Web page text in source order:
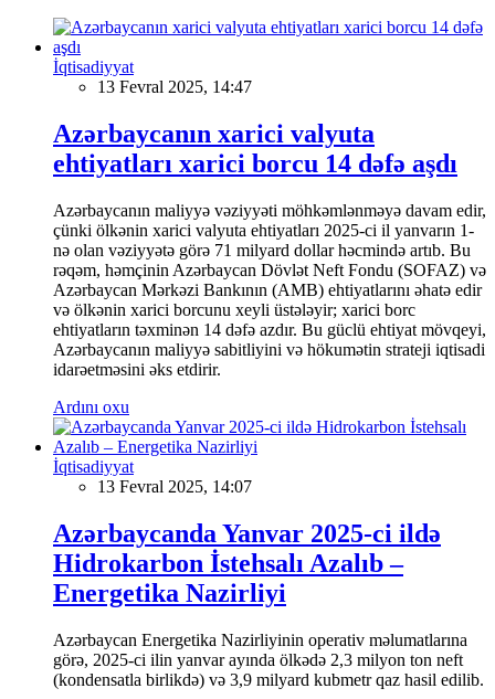
İqtisadiyyat
13 Fevral 2025, 14:47
Azərbaycanın xarici valyuta
ehtiyatları xarici borcu 14 dəfə aşdı
Azərbaycanın maliyyə vəziyyəti möhkəmlənməyə davam edir,
çünki ölkənin xarici valyuta ehtiyatları 2025-ci il yanvarın 1-
nə olan vəziyyətə görə 71 milyard dollar həcmində artıb. Bu
rəqəm, həmçinin Azərbaycan Dövlət Neft Fondu (SOFAZ) və
Azərbaycan Mərkəzi Bankının (AMB) ehtiyatlarını əhatə edir
və ölkənin xarici borcunu xeyli üstələyir; xarici borc
ehtiyatların təxminən 14 dəfə azdır. Bu güclü ehtiyat mövqeyi,
Azərbaycanın maliyyə sabitliyini və hökumətin strateji iqtisadi
idarəetməsini əks etdirir.
Ardını oxu
İqtisadiyyat
13 Fevral 2025, 14:07
Azərbaycanda Yanvar 2025-ci ildə
Hidrokarbon İstehsalı Azalıb –
Energetika Nazirliyi
Azərbaycan Energetika Nazirliyinin operativ məlumatlarına
görə, 2025-ci ilin yanvar ayında ölkədə 2,3 milyon ton neft
(kondensatla birlikdə) və 3,9 milyard kubmetr qaz hasil edilib.